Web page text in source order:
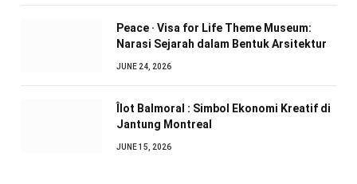
Peace · Visa for Life Theme Museum:
Narasi Sejarah dalam Bentuk Arsitektur
JUNE 24, 2026
Îlot Balmoral : Simbol Ekonomi Kreatif di
Jantung Montreal
JUNE 15, 2026